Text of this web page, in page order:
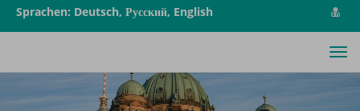
Sprachen: Deutsch, Русский, English